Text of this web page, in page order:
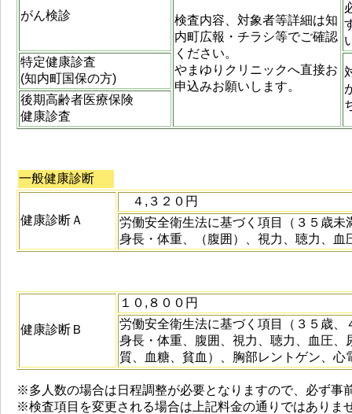
がん検診
検査内容、対象者等詳細は知
内町広報・チラシ等でご確認
ください。
やまゆりクリニックへ直接お
申込みお願いします。
特定健康診査
(知内町国保の方)
後期高齢者医療保険
健康診査
一般健康診断
健康診断Ａ
４,３２０円
労働安全衛生法に基づく項目（３５歳未
身長・体重、（腹囲）、視力、聴力、血
健康診断Ｂ
１０,８００円
労働安全衛生法に基づく項目（３５歳、
身長・体重、腹囲、視力、聴力、血圧、
質、血糖、貧血）、胸部レントゲン、心
※多人数の場合は日程調整が必要となりますので、必ず事
※検査項目を変更される場合は上記料金の通りではありま